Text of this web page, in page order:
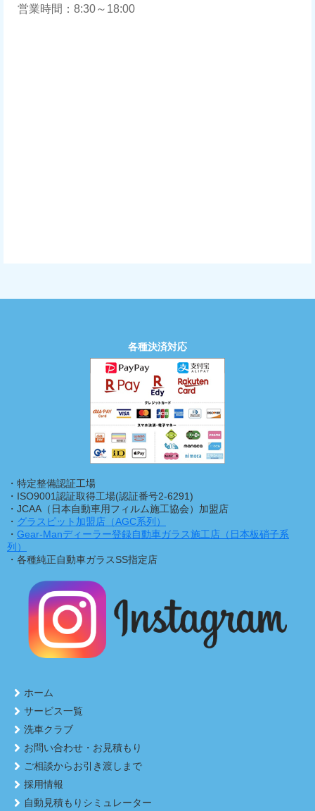
営業時間：8:30～18:00
各種決済対応
・特定整備認証工場
・ISO9001認証取得工場(認証番号2-6291)
・JCAA（日本自動車用フィルム施工協会）加盟店
・ グラスピット加盟店（AGC系列）
・ Gear-Manディーラー登録自動車ガラス施工店（日本板硝子系
列）
・各種純正自動車ガラスSS指定店
ホーム
サービス一覧
洗車クラブ
お問い合わせ・お見積もり
ご相談からお引き渡しまで
採用情報
自動見積もりシミュレーター